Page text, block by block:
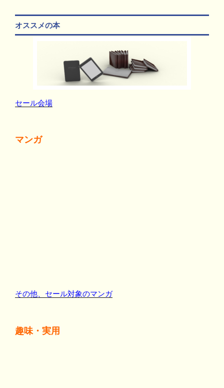
オススメの本
セール会場
マンガ
その他、セール対象のマンガ
趣味・実用